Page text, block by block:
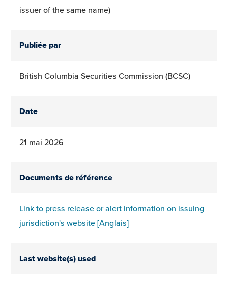
issuer of the same name)
Publiée par
British Columbia Securities Commission (BCSC)
Date
21 mai 2026
Documents de référence
Link to press release or alert information on issuing
jurisdiction's website [Anglais]
Last website(s) used